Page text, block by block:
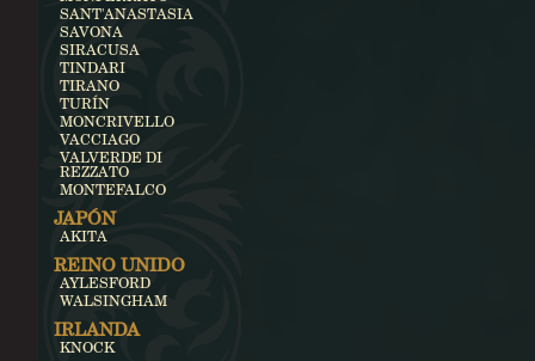
SANT'ANASTASIA
SAVONA
SIRACUSA
TINDARI
TIRANO
TURÍN
MONCRIVELLO
VACCIAGO
VALVERDE DI
REZZATO
MONTEFALCO
JAPÓN
AKITA
REINO UNIDO
AYLESFORD
WALSINGHAM
IRLANDA
KNOCK